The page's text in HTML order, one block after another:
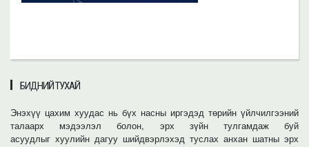
БИДНИЙ ТУХАЙ
Энэхүү цахим хуудас нь бүх насны иргэдэд төрийн үйлчилгээний
талаарх мэдээлэл болон, эрх зүйн тулгамдаж буй
асуудлыг хуулийн дагуу шийдвэрлэхэд туслах анхан шатны эрх